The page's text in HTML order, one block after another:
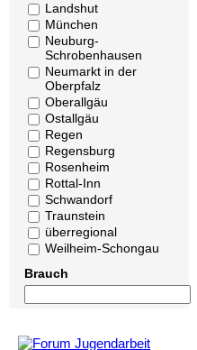
Landshut
München
Neuburg-
Schrobenhausen
Neumarkt in der
Oberpfalz
Oberallgäu
Ostallgäu
Regen
Regensburg
Rosenheim
Rottal-Inn
Schwandorf
Traunstein
überregional
Weilheim-Schongau
Brauch